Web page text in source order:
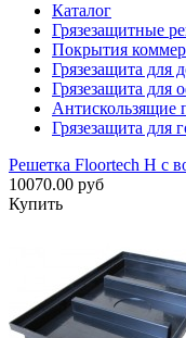
Каталог
Грязезащитные
Покрытия
Грязезащита для
Грязезащита для
Антискользящие
Грязезащита для
Решетка Floortech H с
10070.00 руб
Купить